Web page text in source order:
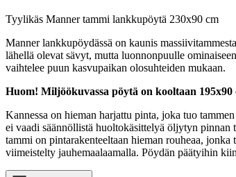
Tyylikäs Manner tammi lankkupöytä 230x90 cm
Manner lankkupöydässä on kaunis
lähellä olevat sävyt, mutta luonnonpuulle
vaihtelee puun kasvupaikan olosuhteiden mukaan.
Huom! Miljöökuvassa pöytä on kooltaan
Kannessa on hieman harjattu pinta, joka tuo
ei vaadi säännöllistä huoltokäsittelyä öljytyn
tammi on pintarakenteeltaan hieman rouheaa,
viimeistelty jauhemaalaamalla. Pöydän päätyihin